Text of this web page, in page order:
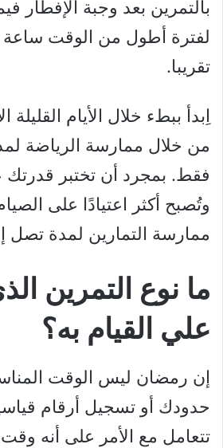
بالتمرين بعد وجبة الإفطار
لفترة أطول من الوقت ساعة
تقريبا.
اِبدأ ببطء خلال الأيام
من خلال ممارسة الرياضة
فقط. بمجرد أن تختبر قدرتك
وتُصبح أكثر اعتيادًا على
ممارسة التمارين لمدة تصل
ما نوع التمرين
علي القيام به؟
إن رمضان ليس الوقت
حدودك أو تسجيل أرقام
تتعامل مع الأمر على أنه